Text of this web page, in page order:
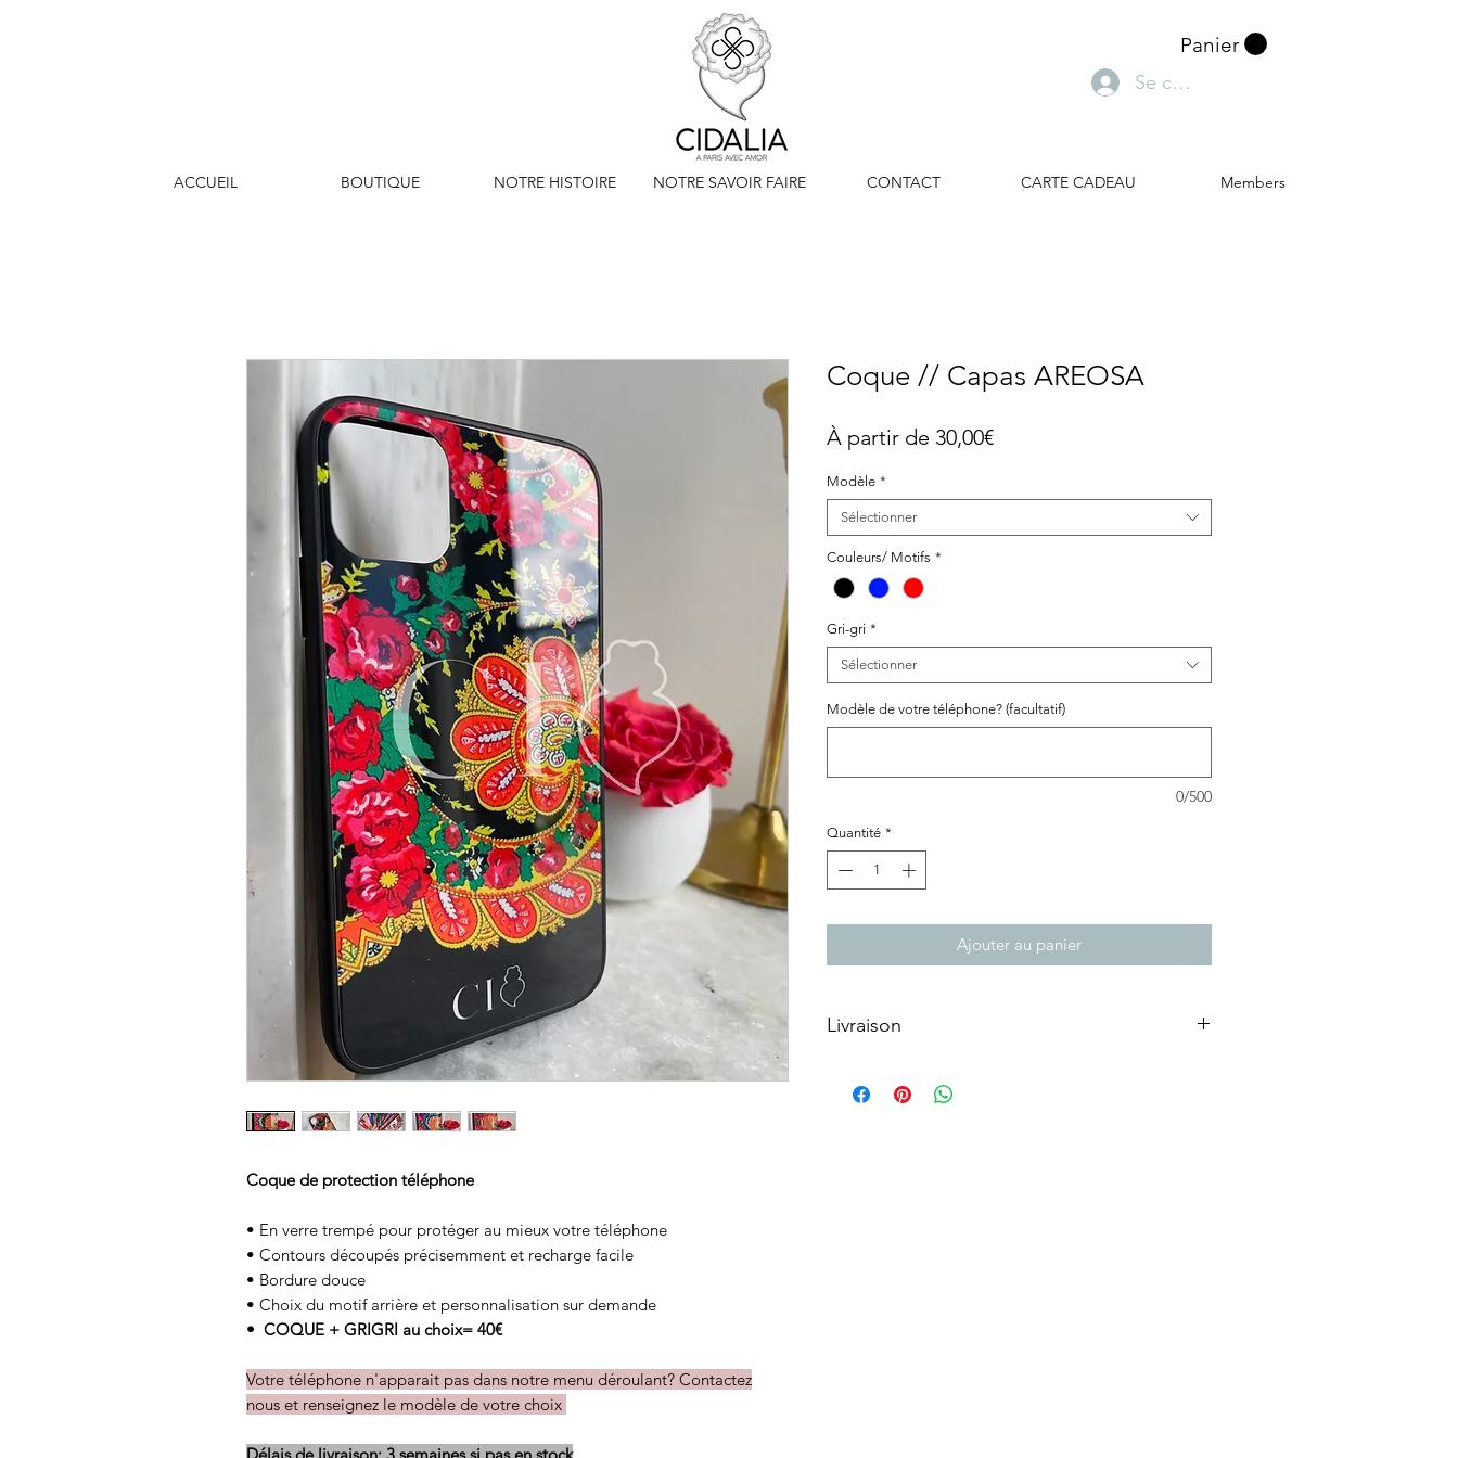
Panier
Se connecter
ACCUEIL BOUTIQUE NOTRE HISTOIRE NOTRE SAVOIR FAIRE CONTACT CARTE CADEAU Members
Coque de protection téléphone
• En verre trempé pour protéger au mieux votre téléphone
• Contours découpés précisemment et recharge facile
• Bordure douce
• Choix du motif arrière et personnalisation sur demande
• COQUE + GRIGRI au choix= 40€
Votre téléphone n'apparait pas dans notre menu déroulant? Contactez
nous et renseignez le modèle de votre choix
Coque // Capas AREOSA
À partir de 30,00€Prix
Modèle *
Sélectionner
Couleurs/ Motifs *
Gri-gri *
Sélectionner
Modèle de votre téléphone? (facultatif)
0/500
Quantité *
Ajouter au panier
Livraison
• Délai variable selon le stock et le modèle : de 5 à